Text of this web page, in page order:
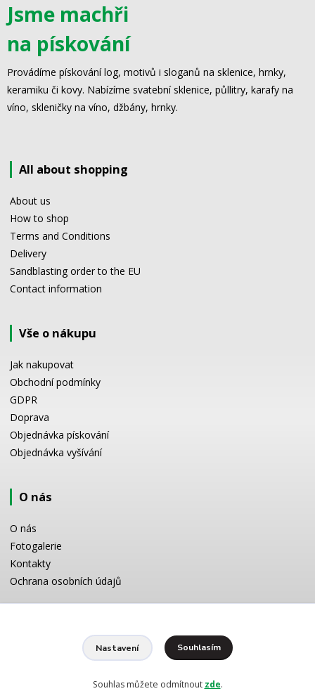
Jsme machři
na pískování
Provádíme pískování log, motivů i sloganů na sklenice, hrnky,
keramiku či kovy. Nabízíme svatební sklenice, půllitry, karafy na
víno, skleničky na víno, džbány, hrnky.
All about shopping
About us
How to shop
Terms and Conditions
Delivery
Sandblasting order to the EU
Contact information
Vše o nákupu
Jak nakupovat
Obchodní podmínky
GDPR
Doprava
Objednávka pískování
Objednávka vyšívání
O nás
O nás
Fotogalerie
Kontakty
Ochrana osobních údajů
Potřebujete poradit s výběrem? Neváhejte se zeptat:
+420 728 772 566
Nastavení Souhlasím
Souhlas můžete odmítnout zde.